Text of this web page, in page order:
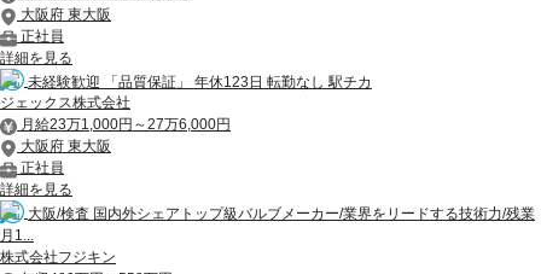
大阪府 東大阪
正社員
詳細を見る
未経験歓迎 「品質保証」 年休123日 転勤なし 駅チカ
ジェックス株式会社
月給23万1,000円～27万6,000円
大阪府 東大阪
正社員
詳細を見る
大阪/検査 国内外シェアトップ級バルブメーカー/業界をリードする技術力/残業
月1...
株式会社フジキン